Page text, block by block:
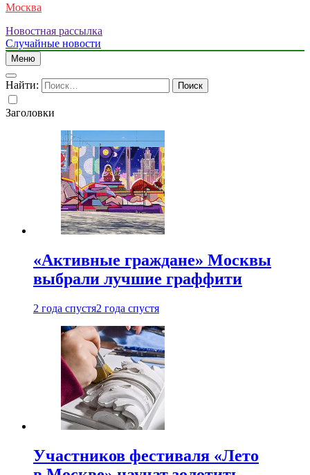
Москва
Новостная рассылка
Случайные новости
Меню
Найти:
Заголовки
«Активные граждане» Москвы
выбрали лучшие граффити
2 года спустя2 года спустя
Участников фестиваля «Лето